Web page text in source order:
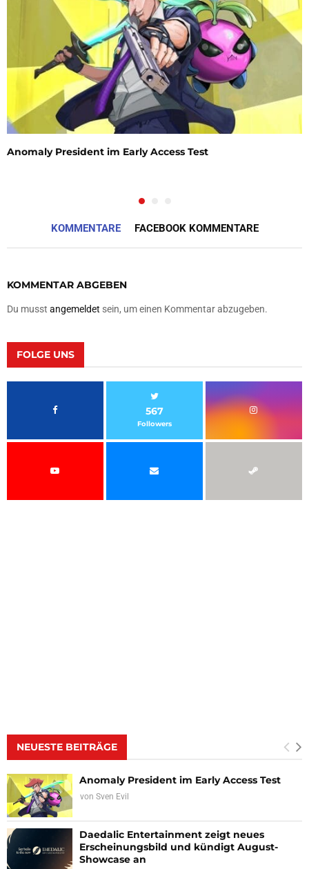
Anomaly President im Early Access Test
KOMMENTARE FACEBOOK KOMMENTARE
KOMMENTAR ABGEBEN
Du musst angemeldet sein, um einen Kommentar abzugeben.
FOLGE UNS
567
Followers
NEUESTE BEITRÄGE
Anomaly President im Early Access Test
von Sven Evil
Daedalic Entertainment zeigt neues
Erscheinungsbild und kündigt August-
Showcase an